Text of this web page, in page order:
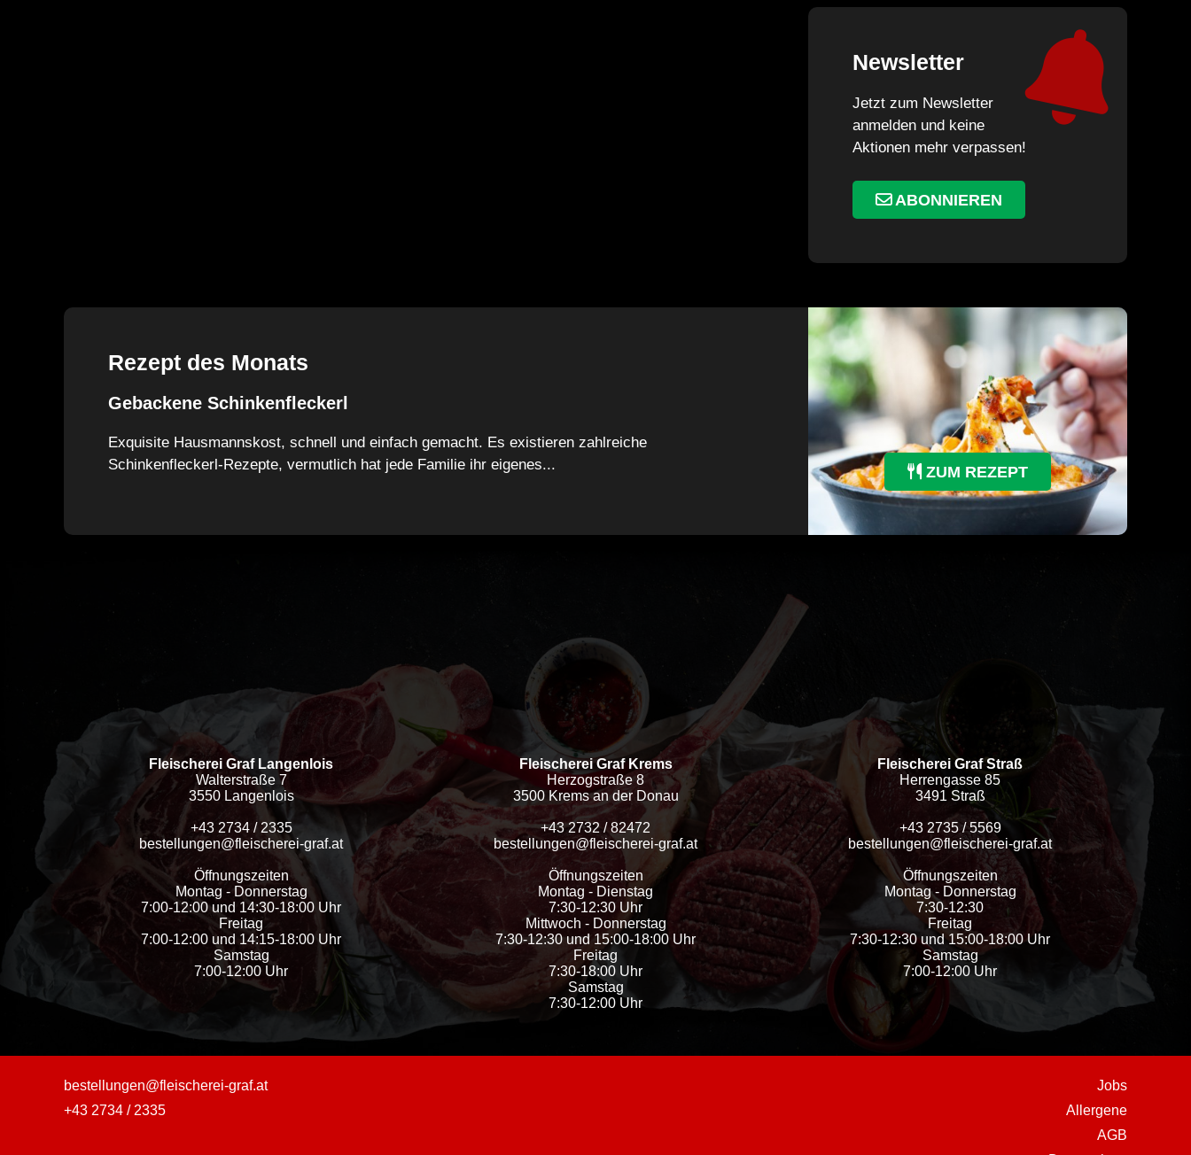
Newsletter
Jetzt zum Newsletter
anmelden und keine
Aktionen mehr verpassen!
ABONNIEREN
Rezept des Monats
Gebackene Schinkenfleckerl
Exquisite Hausmannskost, schnell und einfach gemacht. Es existieren zahlreiche
Schinkenfleckerl-Rezepte, vermutlich hat jede Familie ihr eigenes...
ZUM REZEPT
Fleischerei Graf Langenlois
Walterstraße 7
3550 Langenlois
+43 2734 / 2335
bestellungen@fleischerei-graf.at
Öffnungszeiten
Montag - Donnerstag
7:00-12:00 und 14:30-18:00 Uhr
Freitag
7:00-12:00 und 14:15-18:00 Uhr
Samstag
7:00-12:00 Uhr
Fleischerei Graf Krems
Herzogstraße 8
3500 Krems an der Donau
+43 2732 / 82472
bestellungen@fleischerei-graf.at
Öffnungszeiten
Montag - Dienstag
7:30-12:30 Uhr
Mittwoch - Donnerstag
7:30-12:30 und 15:00-18:00 Uhr
Freitag
7:30-18:00 Uhr
Samstag
7:30-12:00 Uhr
Fleischerei Graf Straß
Herrengasse 85
3491 Straß
+43 2735 / 5569
bestellungen@fleischerei-graf.at
Öffnungszeiten
Montag - Donnerstag
7:30-12:30
Freitag
7:30-12:30 und 15:00-18:00 Uhr
Samstag
7:00-12:00 Uhr
bestellungen@fleischerei-graf.at
+43 2734 / 2335
Jobs
Allergene
AGB